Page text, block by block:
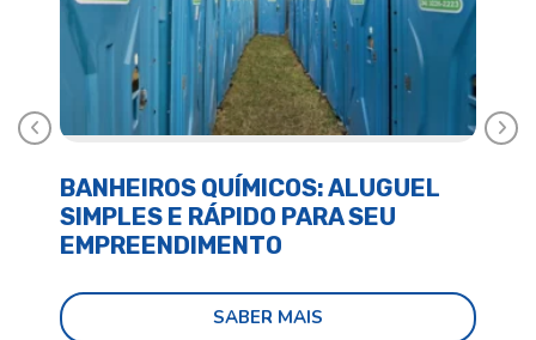
BANHEIROS QUÍMICOS: ALUGUEL
SIMPLES E RÁPIDO PARA SEU
EMPREENDIMENTO
SABER MAIS
Anterior